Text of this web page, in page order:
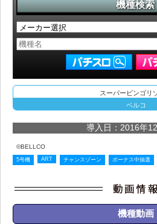
機種検索
スーパービンゴリ
ベルコ
導入日：2016年
©BELLCO
5号機 ART チャンスゾーン ボーナス中抽選
機種動画